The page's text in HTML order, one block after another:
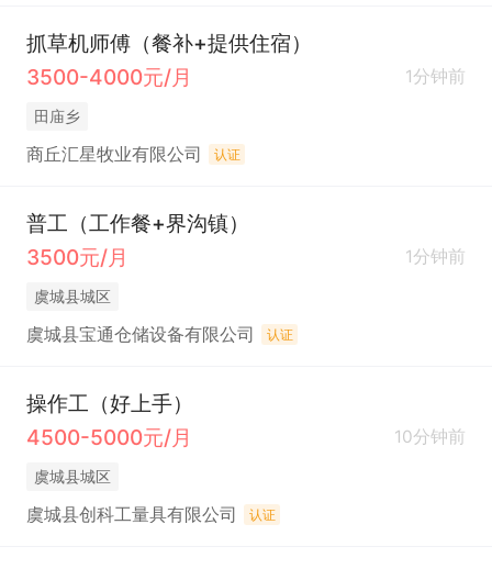
抓草机师傅（餐补+提供住宿）
3500-4000元/月
1分钟前
田庙乡
商丘汇星牧业有限公司 认证
普工（工作餐+界沟镇）
3500元/月
1分钟前
虞城县城区
虞城县宝通仓储设备有限公司 认证
操作工（好上手）
4500-5000元/月
10分钟前
虞城县城区
虞城县创科工量具有限公司 认证